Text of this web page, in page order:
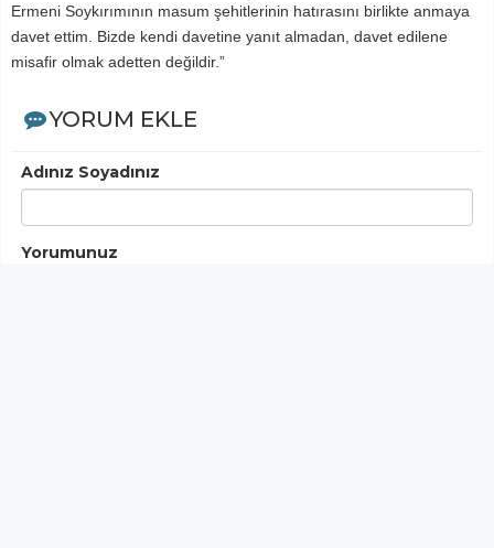
Ermeni Soykırımının masum şehitlerinin hatırasını birlikte anmaya
davet ettim. Bizde kendi davetine yanıt almadan, davet edilene
misafir olmak adetten değildir.”
YORUM EKLE
Adınız Soyadınız
Yorumunuz